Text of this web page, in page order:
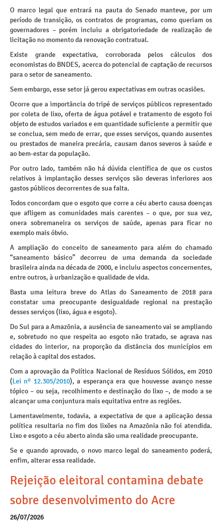
O marco legal que entrará na pauta do Senado manteve, por um
período de transição, os contratos de programas, como queriam os
governadores – porém incluiu a obrigatoriedade de realização de
licitação no momento da renovação contratual.
Existe grande expectativa, corroborada pelos cálculos dos
economistas do BNDES, acerca do potencial de captação de recursos
para o setor de saneamento.
Sem embargo, esse setor já gerou expectativas em outras ocasiões.
Ocorre que a importância do tripé de serviços públicos representado
por coleta de lixo, oferta de água potável e tratamento de esgoto foi
objeto de estudos variados e em quantidade suficiente a permitir que
se conclua, sem medo de errar, que esses serviços, quando ausentes
ou prestados de maneira precária, causam danos severos à saúde e
ao bem-estar da população.
Por outro lado, também não há dúvida científica de que os custos
relativos à implantação desses serviços são deveras inferiores aos
gastos públicos decorrentes de sua falta.
Todos concordam que o esgoto que corre a céu aberto causa doenças
que afligem as comunidades mais carentes – o que, por sua vez,
onera sobremaneira os serviços de saúde, apenas para ficar no
exemplo mais óbvio.
A ampliação do conceito de saneamento para além do chamado
“saneamento básico” decorreu de uma demanda da sociedade
brasileira ainda na década de 2000, e incluiu aspectos concernentes,
entre outros, à urbanização e qualidade de vida.
Basta uma leitura breve do Atlas do Saneamento de 2018 para
constatar uma preocupante desigualdade regional na prestação
desses serviços (lixo, água e esgoto).
Do Sul para a Amazônia, a ausência de saneamento vai se ampliando
e, sobretudo no que respeita ao esgoto não tratado, se agrava nas
cidades do interior, na proporção da distância dos municípios em
relação à capital dos estados.
Com a aprovação da Política Nacional de Resíduos Sólidos, em 2010
(Lei nº 12.305/2010), a esperança era que houvesse avanço nesse
tópico – ou seja, recolhimento e destinação do lixo –, de modo a se
alcançar uma conjuntura mais equitativa entre as regiões.
Lamentavelmente, todavia, a expectativa de que a aplicação dessa
política resultaria no fim dos lixões na Amazônia não foi atendida.
Lixo e esgoto a céu aberto ainda são uma realidade preocupante.
Se e quando aprovado, o novo marco legal do saneamento poderá,
enfim, alterar essa realidade.
Rejeição eleitoral contamina debate
sobre desenvolvimento do Acre
26/07/2026